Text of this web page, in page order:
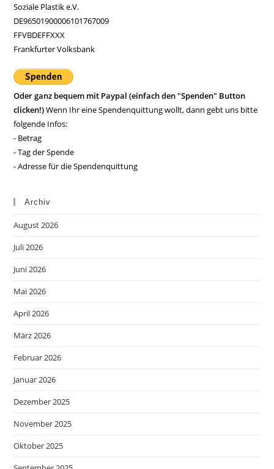
Soziale Plastik e.V.
DE96501900006101767009
FFVBDEFFXXX
Frankfurter Volksbank
Oder ganz bequem mit Paypal (einfach den "Spenden" Button
clicken!)Wenn Ihr eine Spendenquittung wollt, dann gebt uns bitte
folgende Infos:
- Betrag
- Tag der Spende
- Adresse für die Spendenquittung
Archiv
August 2026
Juli 2026
Juni 2026
Mai 2026
April 2026
März 2026
Februar 2026
Januar 2026
Dezember 2025
November 2025
Oktober 2025